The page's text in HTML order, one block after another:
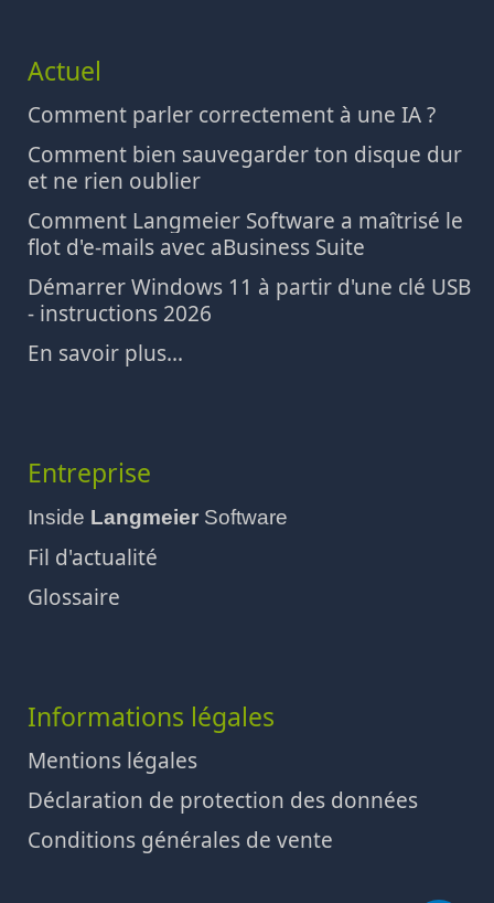
Actuel
Comment parler correctement à une IA ?
Comment bien sauvegarder ton disque dur
et ne rien oublier
Comment Langmeier Software a maîtrisé le
flot d'e-mails avec aBusiness Suite
Démarrer Windows 11 à partir d'une clé USB
- instructions 2026
En savoir plus...
Entreprise
Inside Langmeier Software
Fil d'actualité
Glossaire
Informations légales
Mentions légales
Déclaration de protection des données
Conditions générales de vente